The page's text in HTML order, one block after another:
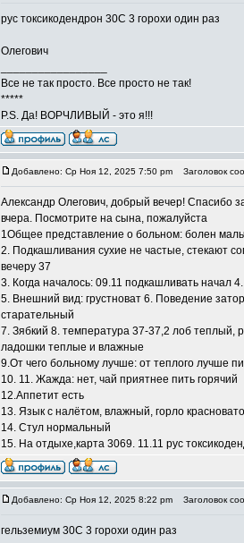
рус токсикодендрон 30С 3 горохи один раз
Олегович
Все не так просто. Все просто не так!
*****
P.S. Да! ВОРЧЛИВЫЙ - это я!!!
Добавлено: Ср Ноя 12, 2025 7:50 pm Заголовок
Александр Олегович, добрый вечер! Спасибо
вчера. Посмотрите на сына, пожалуйста
1Общее представление о больном: болен
2. Подкашливания сухие не частые, стекают
вечеру 37
3. Когда началось: 09.11 подкашливать начал
5. Внешний вид: грустноват 6. Поведение
старательный
7. Зябкий 8. температура 37-37,2 лоб теплый,
ладошки теплые и влажные
9.От чего больному лучше: от теплого лучше
10. 11. Жажда: нет, чай приятнее пить горячий
12.Аппетит есть
13. Язык с налётом, влажный, горло
14. Стул нормальный
15. На отдыхе,карта 3069. 11.11 рус
Добавлено: Ср Ноя 12, 2025 8:22 pm Заголовок
гельземиум 30С 3 горохи один раз